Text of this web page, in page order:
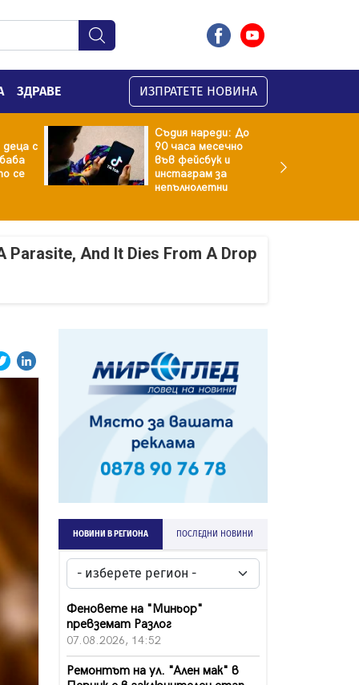
ЗДРАВЕ ИЗПРАТЕТЕ НОВИНА
с
се
Съдия нареди: До
90 часа месечно
във фейсбук и
инстаграм за
непълнолетни
Parasite, And It Dies From A Drop
НОВИНИ В РЕГИОНА ПОСЛЕДНИ НОВИНИ
Феновете на "Миньор"
превземат Разлог
07.08.2026, 14:52
Ремонтът на ул. "Ален мак" в